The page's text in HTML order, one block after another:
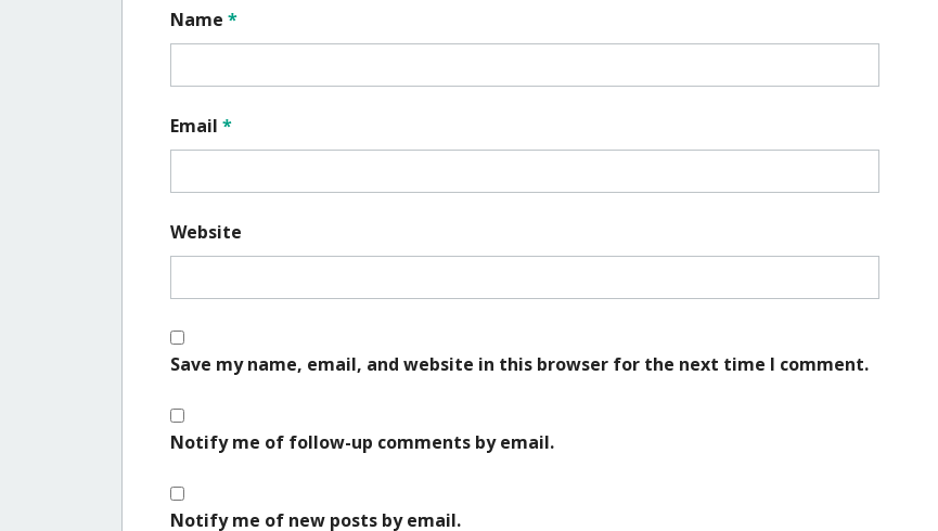
Name *
Email *
Website
Save my name, email, and website in this browser for the next time I comment.
Notify me of follow-up comments by email.
Notify me of new posts by email.